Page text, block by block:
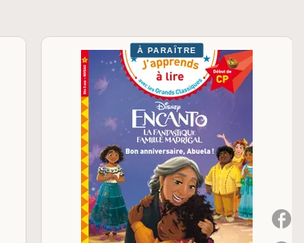
À PARAÎTRE